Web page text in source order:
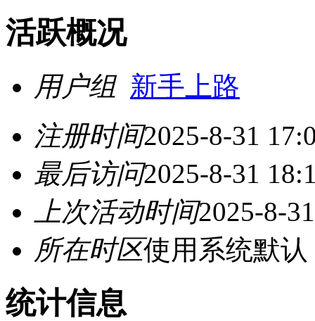
活跃概况
用户组 新手上路
注册时间2025-8-31
最后访问2025-8-31
上次活动时间2025-8-
所在时区使用系统默认
统计信息